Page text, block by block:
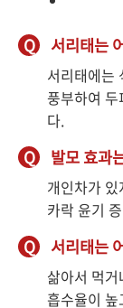
Q 서리태는
서리태에는
풍부하여
다.
Q 발모 효과
개인차가
카락 윤기
Q 서리태는
삶아서 먹
흡수율이